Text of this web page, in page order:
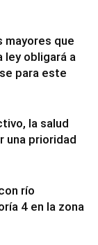
mayores que
ley obligará a
para este
la salud
una prioridad
río
4 en la zona